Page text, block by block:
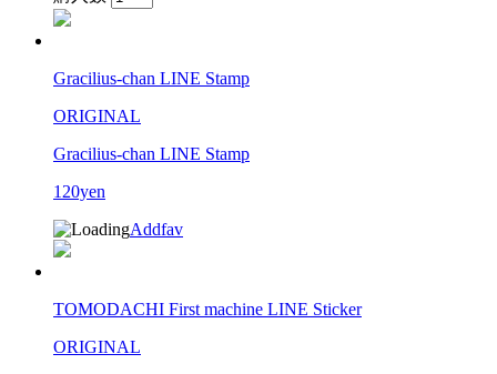
Gracilius-chan LINE Stamp
ORIGINAL
Gracilius-chan LINE Stamp
120yen
Addfav
TOMODACHI First machine LINE Sticker
ORIGINAL